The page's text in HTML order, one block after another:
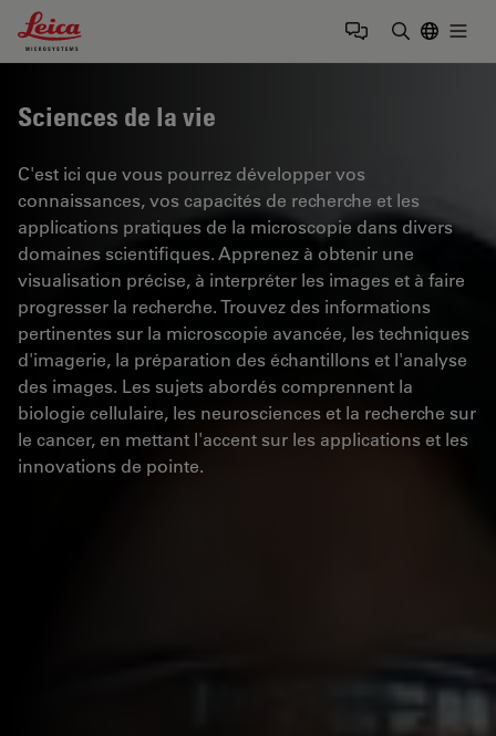
Leica Microsystems Logo
Sciences de la vie
C'est ici que vous pourrez développer vos
connaissances, vos capacités de recherche et les
applications pratiques de la microscopie dans divers
domaines scientifiques. Apprenez à obtenir une
visualisation précise, à interpréter les images et à faire
progresser la recherche. Trouvez des informations
pertinentes sur la microscopie avancée, les techniques
d'imagerie, la préparation des échantillons et l'analyse
des images. Les sujets abordés comprennent la
biologie cellulaire, les neurosciences et la recherche sur
le cancer, en mettant l'accent sur les applications et les
innovations de pointe.